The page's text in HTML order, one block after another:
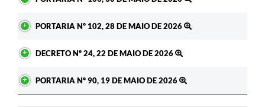
PORTARIA Nº 102, 28 DE MAIO DE 2026
DECRETO Nº 24, 22 DE MAIO DE 2026
PORTARIA Nº 90, 19 DE MAIO DE 2026